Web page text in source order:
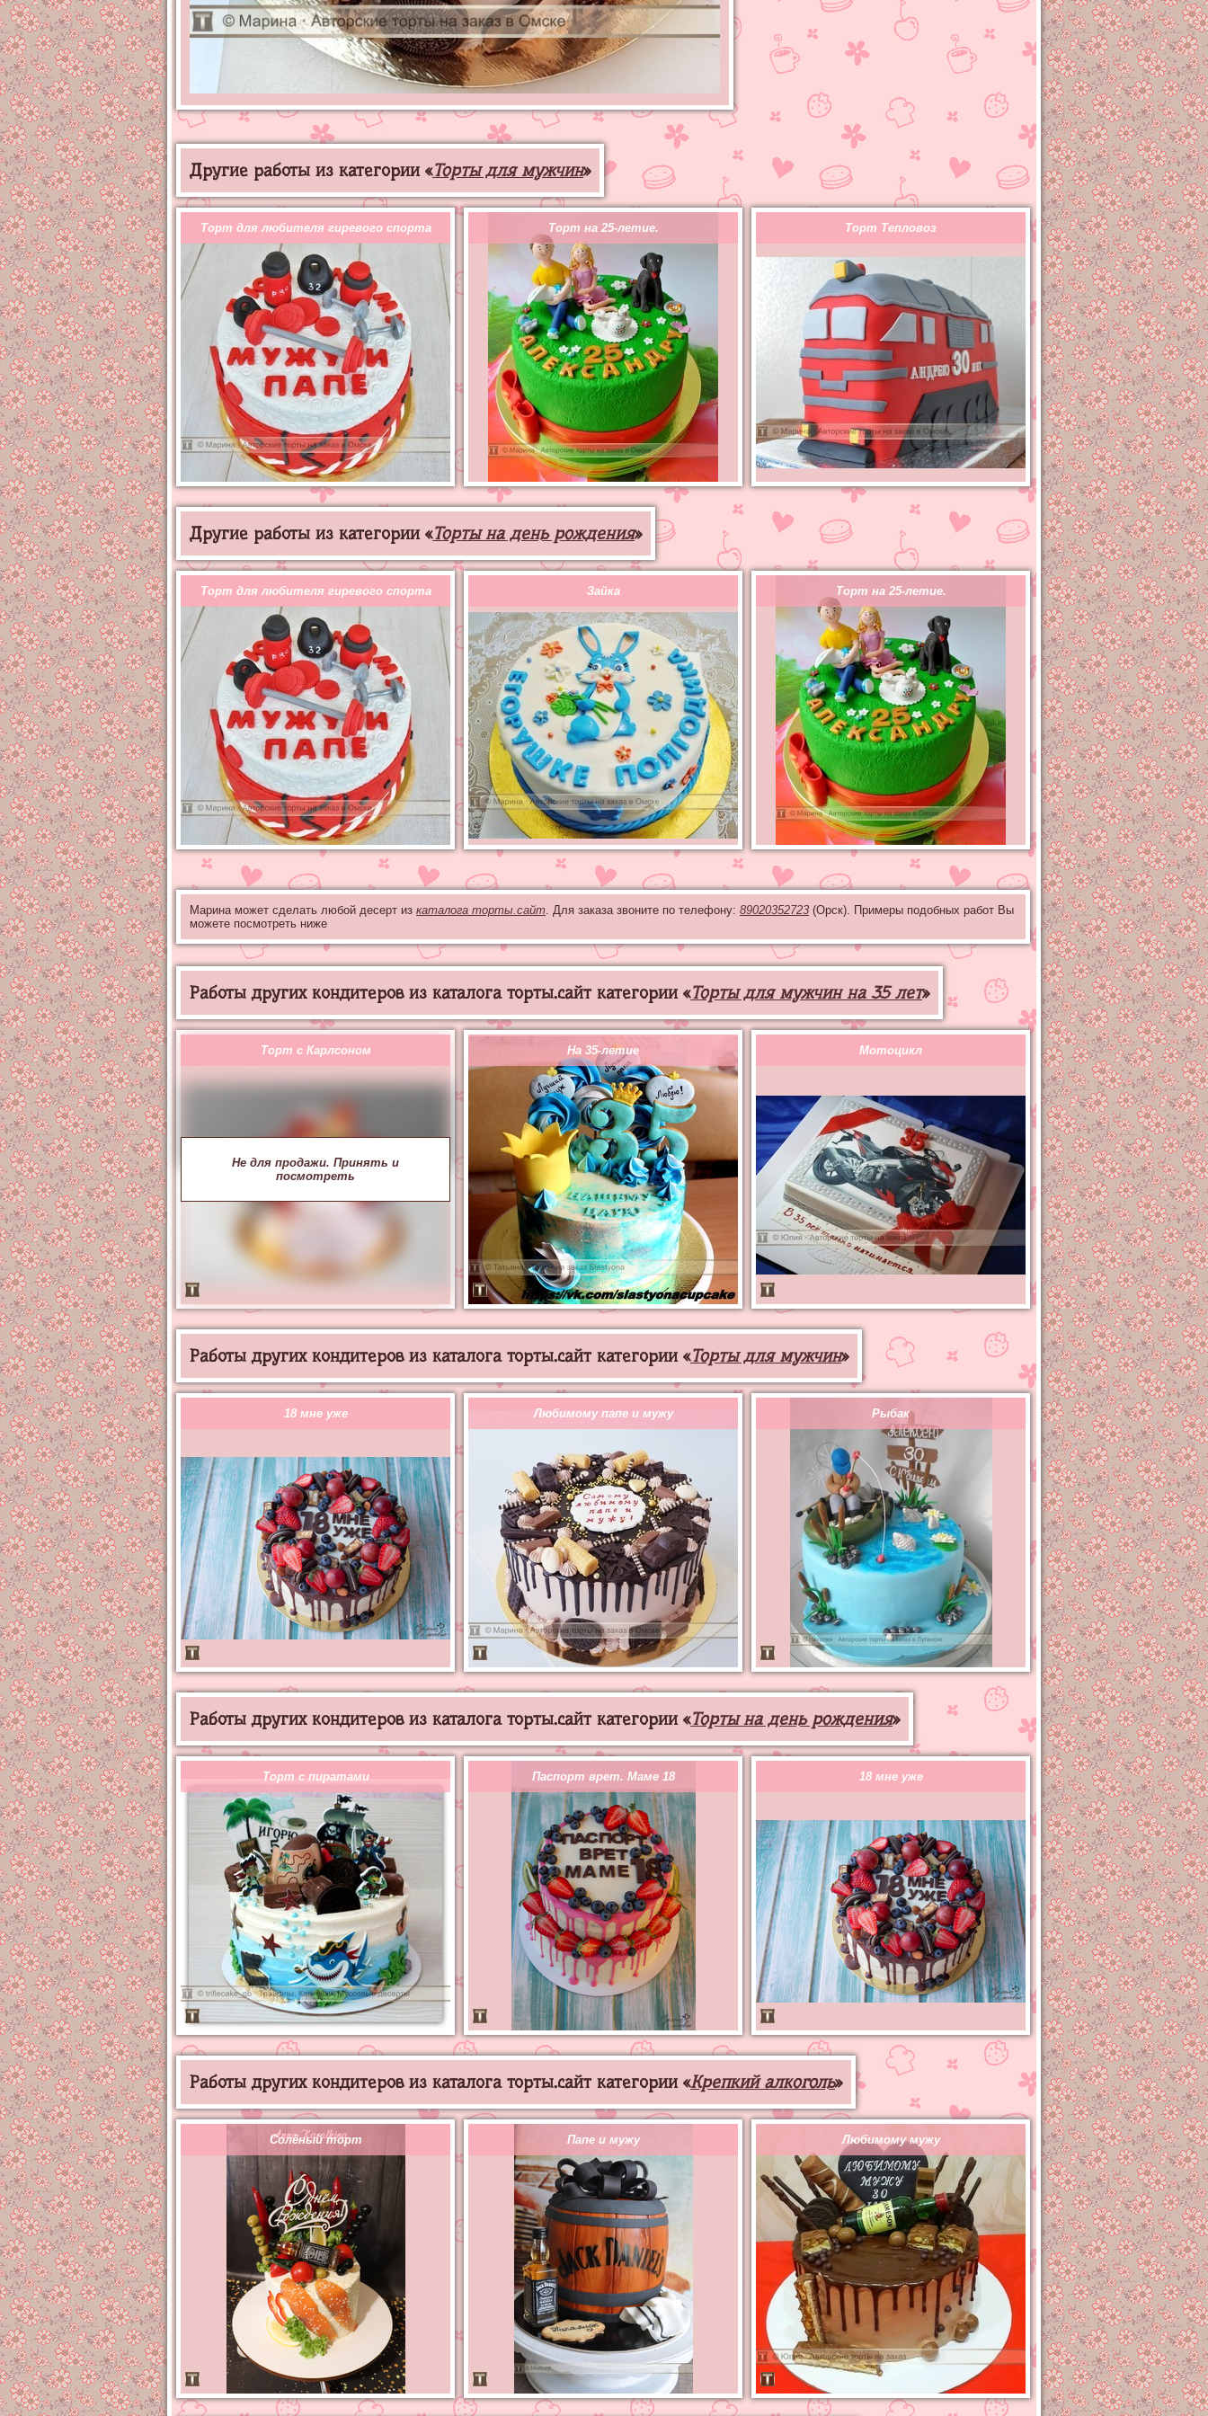
Другие работы из категории «Торты для мужчин»
Торт для любителя гиревого спорта Торт на 25-летие. Торт Тепловоз
Другие работы из категории «Торты на день рождения»
Торт для любителя гиревого спорта Зайка Торт на 25-летие.
Марина может сделать любой десерт из каталога торты.сайт . Для заказа звоните по телефону: 89020352723 (Орск). Примеры подобных работ Вы
можете посмотреть ниже
Работы других кондитеров из каталога торты.сайт категории «Торты для мужчин на 35 лет»
Торт с Карлсоном
Не для продажи. Принять и
посмотреть
На 35-летие Мотоцикл
Работы других кондитеров из каталога торты.сайт категории «Торты для мужчин»
18 мне уже Любимому папе и мужу Рыбак
Работы других кондитеров из каталога торты.сайт категории «Торты на день рождения»
Торт с пиратами Паспорт врет. Маме 18 18 мне уже
Работы других кондитеров из каталога торты.сайт категории «Крепкий алкоголь»
Солёный торт Папе и мужу Любимому мужу